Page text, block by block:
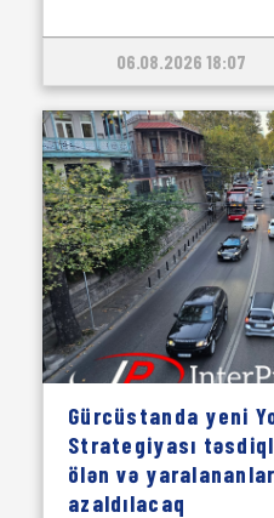
06.08.2026 18:07
Gürcüstanda yeni
Strategiyası
ölən və
azaldılacaq